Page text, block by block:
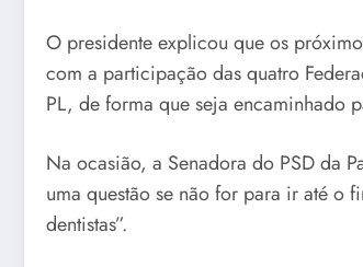
O presidente explicou que os
com a participação das quatro
PL, de forma que seja encaminhado
Na ocasião, a Senadora do PSD da
uma questão se não for para ir até o
dentistas”.